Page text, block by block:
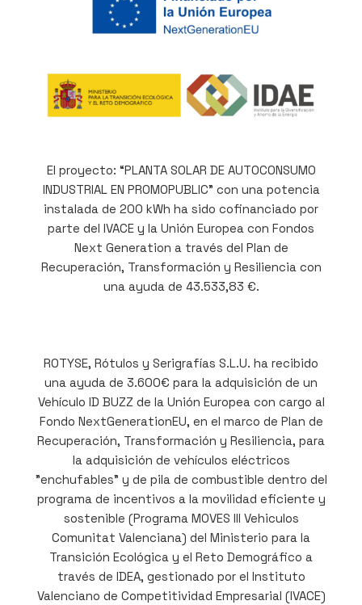
El proyecto: “PLANTA SOLAR DE AUTOCONSUMO
INDUSTRIAL EN PROMOPUBLIC” con una potencia
instalada de 200 kWh ha sido cofinanciado por
parte del IVACE y la Unión Europea con Fondos
Next Generation a través del Plan de
Recuperación, Transformación y Resiliencia con
una ayuda de 43.533,83 €.
ROTYSE, Rótulos y Serigrafías S.L.U. ha recibido
una ayuda de 3.600€ para la adquisición de un
Vehículo ID BUZZ de la Unión Europea con cargo al
Fondo NextGenerationEU, en el marco de Plan de
Recuperación, Transformación y Resiliencia, para
la adquisición de vehículos eléctricos
"enchufables" y de pila de combustible dentro del
programa de incentivos a la movilidad eficiente y
sostenible (Programa MOVES III Vehiculos
Comunitat Valenciana) del Ministerio para la
Transición Ecológica y el Reto Demográfico a
través de IDEA, gestionado por el Instituto
Valenciano de Competitividad Empresarial (IVACE)